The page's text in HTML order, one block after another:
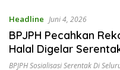
Headline Juni 4, 2026
BPJPH Pecahkan
Halal Digelar
BPJPH Sosialisasi Serentak Di